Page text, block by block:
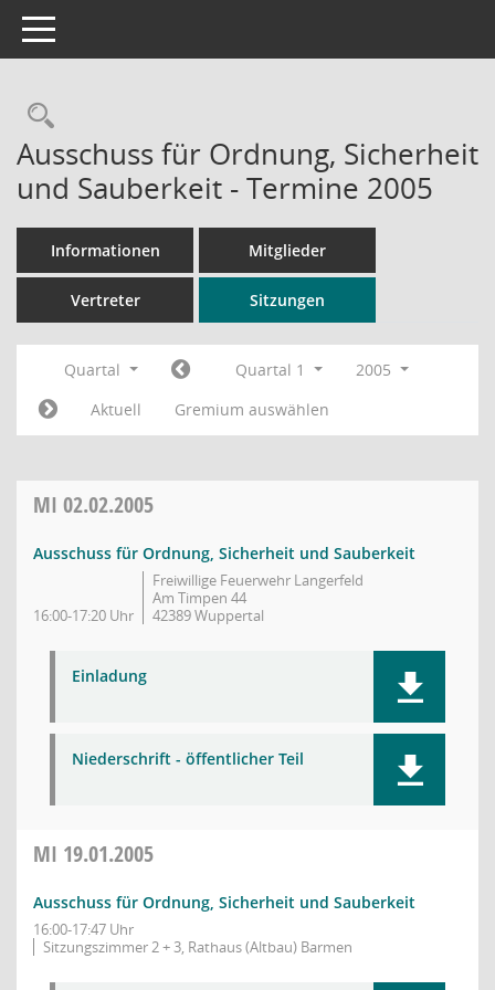
Toggle navigation
Rechercheauswahl
Ausschuss für Ordnung, Sicherheit
und Sauberkeit - Termine 2005
Informationen Mitglieder
Vertreter Sitzungen
Quartal Quartal 1
2005
Aktuell
Gremium auswählen
MI 02.02.2005
Ausschuss für Ordnung, Sicherheit und Sauberkeit
16:00-17:20 Uhr
Freiwillige Feuerwehr Langerfeld
Am Timpen 44
42389 Wuppertal
Einladung
Niederschrift - öffentlicher Teil
MI 19.01.2005
Ausschuss für Ordnung, Sicherheit und Sauberkeit
16:00-17:47 Uhr
Sitzungszimmer 2 + 3, Rathaus (Altbau) Barmen